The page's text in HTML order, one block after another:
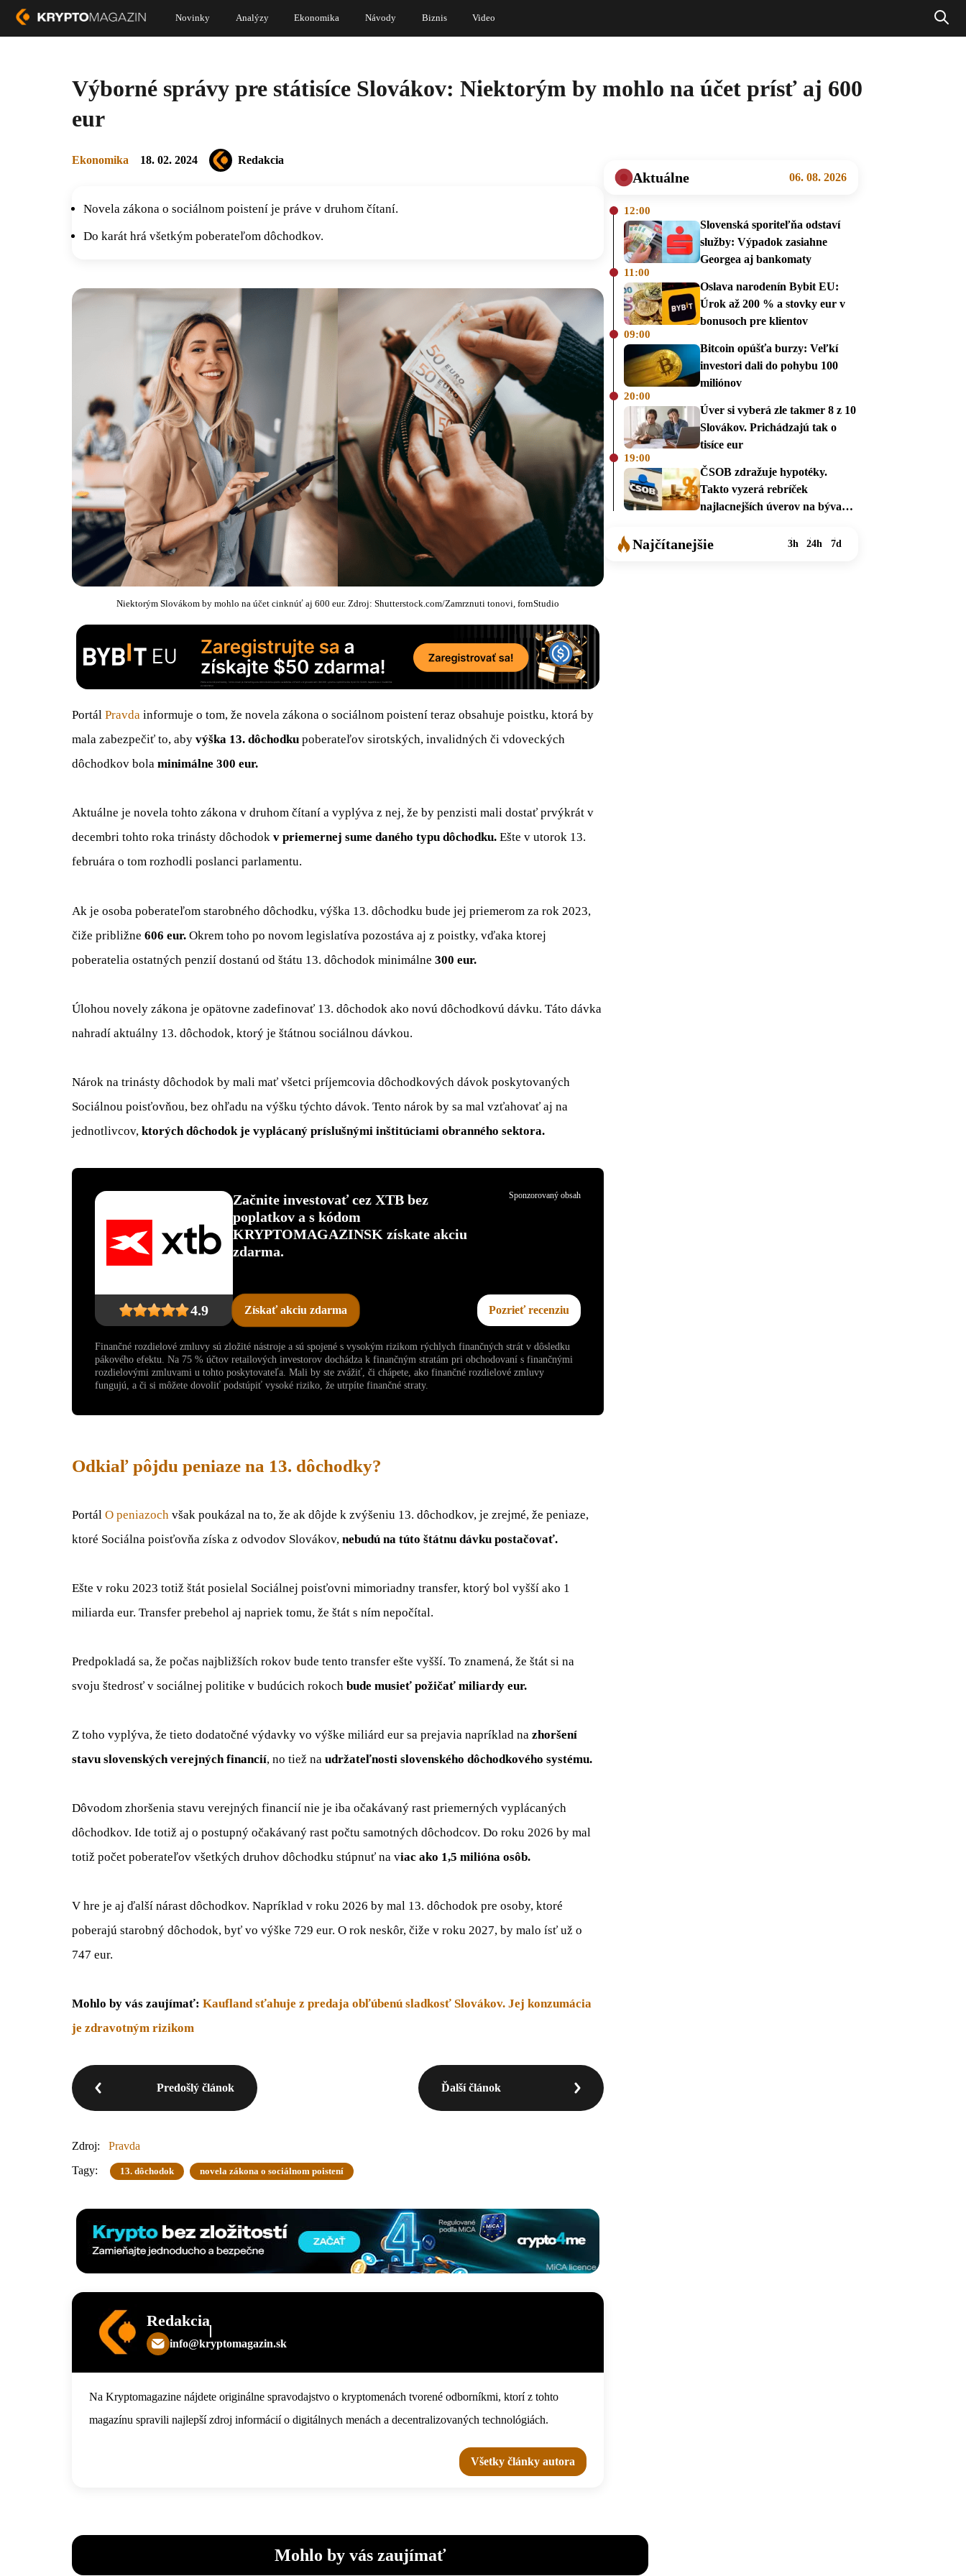
Novinky Analýzy Ekonomika Návody Biznis Video
Výborné správy pre státisíce Slovákov: Niektorým by mohlo na účet prísť aj 600
eur
Ekonomika 18. 02. 2024 Redakcia
Novela zákona o sociálnom poistení je práve v druhom čítaní.
Do karát hrá všetkým poberateľom dôchodkov.
Niektorým Slovákom by mohlo na účet cinknúť aj 600 eur. Zdroj: Shutterstock.com/Zamrznuti tonovi, fornStudio
Portál Pravda informuje o tom, že novela zákona o sociálnom poistení teraz obsahuje poistku, ktorá by
mala zabezpečiť to, aby výška 13. dôchodku poberateľov sirotských, invalidných či vdoveckých
dôchodkov bola minimálne 300 eur.
Aktuálne je novela tohto zákona v druhom čítaní a vyplýva z nej, že by penzisti mali dostať prvýkrát v
decembri tohto roka trinásty dôchodok v priemernej sume daného typu dôchodku. Ešte v utorok 13.
februára o tom rozhodli poslanci parlamentu.
Ak je osoba poberateľom starobného dôchodku, výška 13. dôchodku bude jej priemerom za rok 2023,
čiže približne 606 eur. Okrem toho po novom legislatíva pozostáva aj z poistky, vďaka ktorej
poberatelia ostatných penzií dostanú od štátu 13. dôchodok minimálne 300 eur.
Úlohou novely zákona je opätovne zadefinovať 13. dôchodok ako novú dôchodkovú dávku. Táto dávka
nahradí aktuálny 13. dôchodok, ktorý je štátnou sociálnou dávkou.
Nárok na trinásty dôchodok by mali mať všetci príjemcovia dôchodkových dávok poskytovaných
Sociálnou poisťovňou, bez ohľadu na výšku týchto dávok. Tento nárok by sa mal vzťahovať aj na
jednotlivcov, ktorých dôchodok je vyplácaný príslušnými inštitúciami obranného sektora.
4.9
Začnite investovať cez XTB bez
poplatkov a s kódom
KRYPTOMAGAZINSK získate akciu
zdarma.
Získať akciu zdarma Pozrieť recenziu
Sponzorovaný obsah
Finančné rozdielové zmluvy sú zložité nástroje a sú spojené s vysokým rizikom rýchlych finančných strát v dôsledku
pákového efektu. Na 75 % účtov retailových investorov dochádza k finančným stratám pri obchodovaní s finančnými
rozdielovými zmluvami u tohto poskytovateľa. Mali by ste zvážiť, či chápete, ako finančné rozdielové zmluvy
fungujú, a či si môžete dovoliť podstúpiť vysoké riziko, že utrpíte finančné straty.
Odkiaľ pôjdu peniaze na 13. dôchodky?
Portál O peniazoch však poukázal na to, že ak dôjde k zvýšeniu 13. dôchodkov, je zrejmé, že peniaze,
ktoré Sociálna poisťovňa získa z odvodov Slovákov, nebudú na túto štátnu dávku postačovať.
Ešte v roku 2023 totiž štát posielal Sociálnej poisťovni mimoriadny transfer, ktorý bol vyšší ako 1
miliarda eur. Transfer prebehol aj napriek tomu, že štát s ním nepočítal.
Predpokladá sa, že počas najbližších rokov bude tento transfer ešte vyšší. To znamená, že štát si na
svoju štedrosť v sociálnej politike v budúcich rokoch bude musieť požičať miliardy eur.
Z toho vyplýva, že tieto dodatočné výdavky vo výške miliárd eur sa prejavia napríklad na zhoršení
stavu slovenských verejných financií, no tiež na udržateľnosti slovenského dôchodkového systému.
Dôvodom zhoršenia stavu verejných financií nie je iba očakávaný rast priemerných vyplácaných
dôchodkov. Ide totiž aj o postupný očakávaný rast počtu samotných dôchodcov. Do roku 2026 by mal
totiž počet poberateľov všetkých druhov dôchodku stúpnuť na viac ako 1,5 milióna osôb.
V hre je aj ďalší nárast dôchodkov. Napríklad v roku 2026 by mal 13. dôchodok pre osoby, ktoré
poberajú starobný dôchodok, byť vo výške 729 eur. O rok neskôr, čiže v roku 2027, by malo ísť už o
747 eur.
Mohlo by vás zaujímať: Kaufland sťahuje z predaja obľúbenú sladkosť Slovákov. Jej konzumácia
je zdravotným rizikom
Predošlý článok Ďalší článok
Zdroj:
Pravda
Tagy:
13. dôchodok novela zákona o sociálnom poistení
Redakcia
info@kryptomagazin.sk
Na Kryptomagazine nájdete originálne spravodajstvo o kryptomenách tvorené odborníkmi, ktorí z tohto
magazínu spravili najlepší zdroj informácií o digitálnych menách a decentralizovaných technológiách.
Všetky články autora
Aktuálne 06. 08. 2026
12:00
Slovenská sporiteľňa odstaví
služby: Výpadok zasiahne
Georgea aj bankomaty
11:00
Oslava narodenín Bybit EU:
Úrok až 200 % a stovky eur v
bonusoch pre klientov
09:00
Bitcoin opúšťa burzy: Veľkí
investori dali do pohybu 100
miliónov
20:00
Úver si vyberá zle takmer 8 z 10
Slovákov. Prichádzajú tak o
tisíce eur
19:00
ČSOB zdražuje hypotéky.
Takto vyzerá rebríček
najlacnejších úverov na bývanie
Najčítanejšie 3h 24h 7d
Mohlo by vás zaujímať